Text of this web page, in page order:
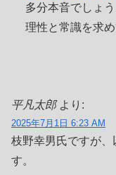
多分本音でしょ
理性と常識を求め
平凡太郎 より:
2025年7月1日 6:23 AM
枝野幸男氏ですが、
す。